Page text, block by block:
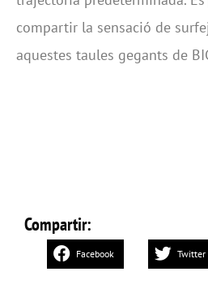
compartir la sensació de
aquestes taules gegants de
Compartir:
Facebook Twitter